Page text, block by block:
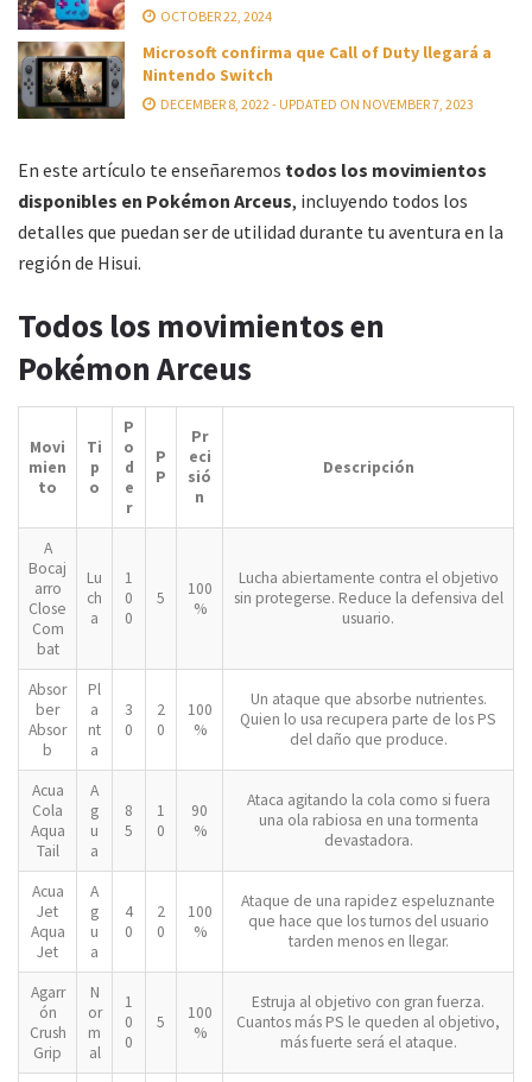
OCTOBER 22, 2024
Microsoft confirma que Call of Duty llegará a
Nintendo Switch
DECEMBER 8, 2022 - UPDATED ON NOVEMBER 7, 2023
En este artículo te enseñaremos todos los movimientos
disponibles en Pokémon Arceus, incluyendo todos los
detalles que puedan ser de utilidad durante tu aventura en la
región de Hisui.
Todos los movimientos en
Pokémon Arceus
Movi
mien
to
Ti
p
o
P
o
d
e
r
P
P
Pr
eci
sió
n
Descripción
A
Bocaj
arro
Close
Com
bat
Lu
ch
a
1
0
0
5
100
%
Lucha abiertamente contra el objetivo
sin protegerse. Reduce la defensiva del
usuario.
Absor
ber
Absor
b
Pl
a
nt
a
3
0
2
0
100
%
Un ataque que absorbe nutrientes.
Quien lo usa recupera parte de los PS
del daño que produce.
Acua
Cola
Aqua
Tail
A
g
u
a
8
5
1
0
90
%
Ataca agitando la cola como si fuera
una ola rabiosa en una tormenta
devastadora.
Acua
Jet
Aqua
Jet
A
g
u
a
4
0
2
0
100
%
Ataque de una rapidez espeluznante
que hace que los turnos del usuario
tarden menos en llegar.
Agarr
ón
Crush
Grip
N
or
m
al
1
0
0
5
100
%
Estruja al objetivo con gran fuerza.
Cuantos más PS le queden al objetivo,
más fuerte será el ataque.